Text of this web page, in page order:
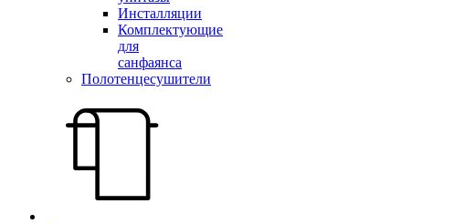
Инсталляции
Комплектующие
для
санфаянса
Полотенцесушители